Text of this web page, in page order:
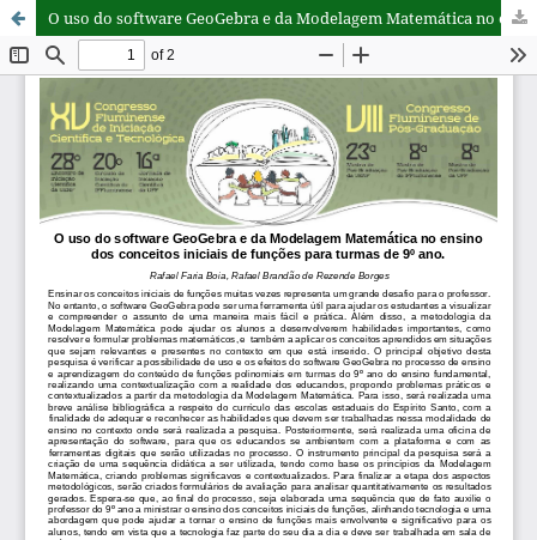
O uso do software GeoGebra e da Modelagem Matemática no ensino dos conceitos iniciais de funções para turmas de 9º ano